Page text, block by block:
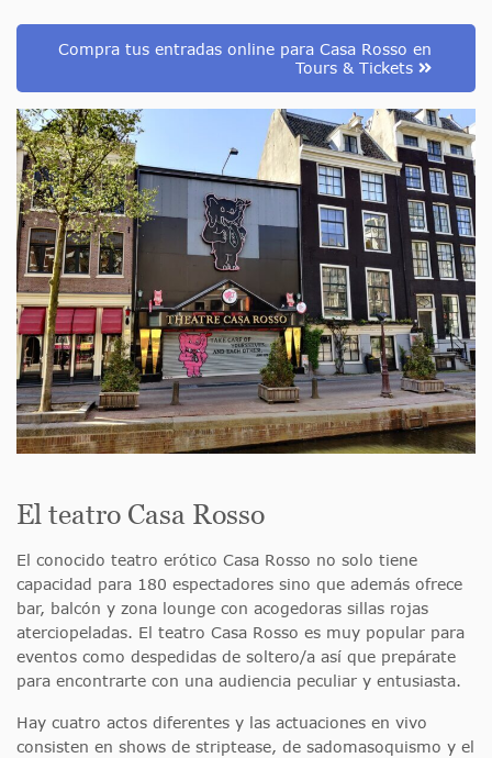
Compra tus entradas online para Casa Rosso en
Tours & Tickets
El teatro Casa Rosso
El conocido teatro erótico Casa Rosso no solo tiene
capacidad para 180 espectadores sino que además ofrece
bar, balcón y zona lounge con acogedoras sillas rojas
aterciopeladas. El teatro Casa Rosso es muy popular para
eventos como despedidas de soltero/a así que prepárate
para encontrarte con una audiencia peculiar y entusiasta.
Hay cuatro actos diferentes y las actuaciones en vivo
consisten en shows de striptease, de sadomasoquismo y el